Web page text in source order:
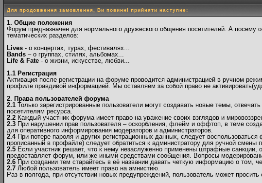
Для продовження замовлення, Ви повинні прийняти наступне:
1. Общие положения
Форум предназначен для нормального дружеского общения посетителей. А
тематических разделов:
Lives - о концертах, турах, фестивалях...
Bands – о группах, стилях, альбомах...
Life & Fate - о жизни, искусстве, любви...
1.1 Регистрация
Активация после регистрации на форуме проводится администрацией в ручном
профиле правдивой информацией. Мы оставляем за собой право не
2. Права пользователей форума
2.1 Только зарегистрированные пользователи могут создавать новые темы,
посетителям ресурса.
2.2 Каждый участник форума имеет право на уважение своих взглядов и
2.3 При нарушении прав пользователя – оскорбления, флейм и оффтоп, в теме
для оперативного информирования модераторов и администраторов.
2.4При потере пароля и других регистрационных данных, следует
прописанный в профайле) следует обратиться к администратору для ручной смены
2.5 Если участник решает, что к нему незаслуженно применены штрафные
предоставляет форум, или же иными средствами сообщения. Вопросы
2.6 При создании тем старайтесь в её названии давать четкую информацию о том,
2.7 Любой пользователь имеет право на амнистию.
Раз в полгода, при отсутствии новых предупреждений, пользователь может